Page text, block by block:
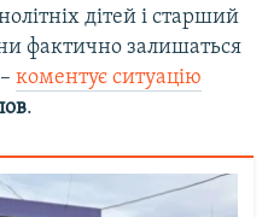
дітей і старший
фактично залишаться
коментує ситуацію
.